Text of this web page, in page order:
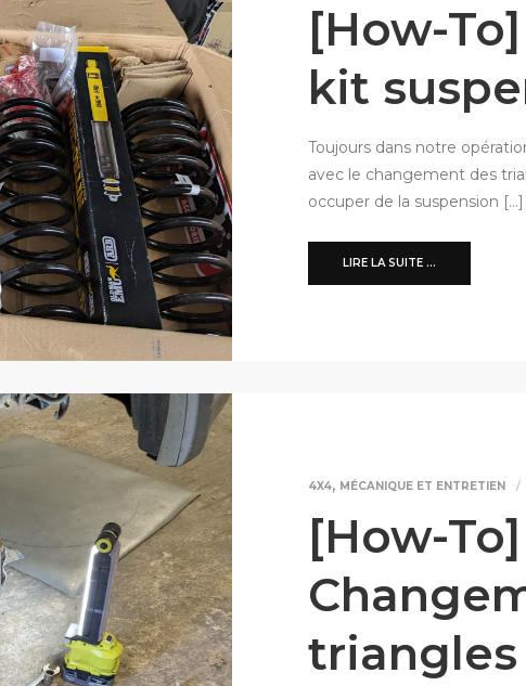
[How-
kit
Toujours dans notre
avec le changement des
occuper de la suspension […]
LIRE LA SUITE ...
4X4, MÉCANIQUE ET ENTRETIEN
[How-To]